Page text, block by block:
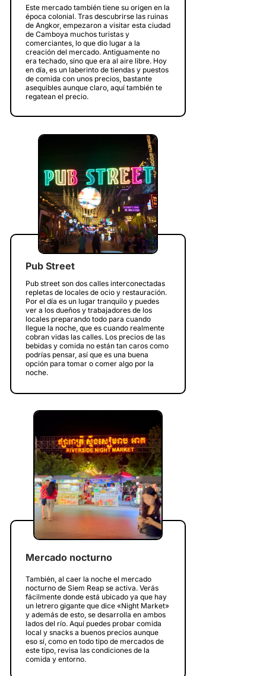
Este mercado también tiene su origen en la
época colonial. Tras descubrirse las ruinas
de Angkor, empezaron a visitar esta ciudad
de Camboya muchos turistas y
comerciantes, lo que dio lugar a la
creación del mercado. Antiguamente no
era techado, sino que era al aire libre. Hoy
en día, es un laberinto de tiendas y puestos
de comida con unos precios, bastante
asequibles aunque claro, aquí también te
regatean el precio.
Pub Street
Pub street son dos calles interconectadas
repletas de locales de ocio y restauración.
Por el día es un lugar tranquilo y puedes
ver a los dueños y trabajadores de los
locales preparando todo para cuando
llegue la noche, que es cuando realmente
cobran vidas las calles. Los precios de las
bebidas y comida no están tan caros como
podrías pensar, así que es una buena
opción para tomar o comer algo por la
noche.
Mercado nocturno
También, al caer la noche el mercado
nocturno de Siem Reap se activa. Verás
fácilmente donde está ubicado ya que hay
un letrero gigante que dice «Night Market»
y además de esto, se desarrolla en ambos
lados del río. Aquí puedes probar comida
local y snacks a buenos precios aunque
eso sí, como en todo tipo de mercados de
este tipo, revisa las condiciones de la
comida y entorno.